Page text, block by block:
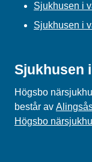
Sjukhusen i
Sjukhusen i
Sjukhusen
Högsbo
består av
Högsbo